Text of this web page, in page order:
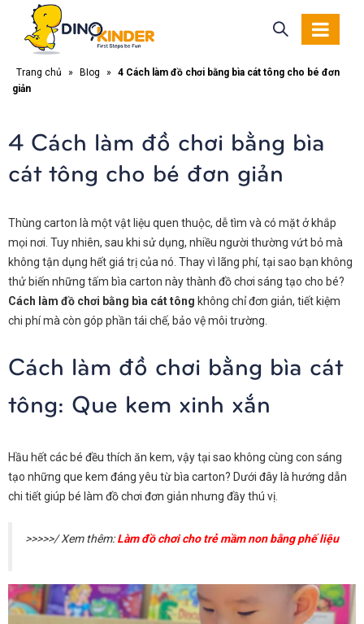
Trang chủ » Blog »
4 Cách làm đồ chơi bằng bìa cát tông cho bé đơn
giản
4 Cách làm đồ chơi bằng bìa
cát tông cho bé đơn giản
Thùng carton là một vật liệu quen thuộc, dễ tìm và có mặt ở khắp
mọi nơi. Tuy nhiên, sau khi sử dụng, nhiều người thường vứt bỏ mà
không tận dụng hết giá trị của nó. Thay vì lãng phí, tại sao bạn không
thử biến những tấm bìa carton này thành đồ chơi sáng tạo cho bé?
Cách làm đồ chơi bằng bìa cát tông không chỉ đơn giản, tiết kiệm
chi phí mà còn góp phần tái chế, bảo vệ môi trường.
Cách làm đồ chơi bằng bìa cát
tông: Que kem xinh xắn
Hầu hết các bé đều thích ăn kem, vậy tại sao không cùng con sáng
tạo những que kem đáng yêu từ bìa carton? Dưới đây là hướng dẫn
chi tiết giúp bé làm đồ chơi đơn giản nhưng đầy thú vị.
>>>>>/ Xem thêm:Làm đồ chơi cho trẻ mầm non bằng phế liệu